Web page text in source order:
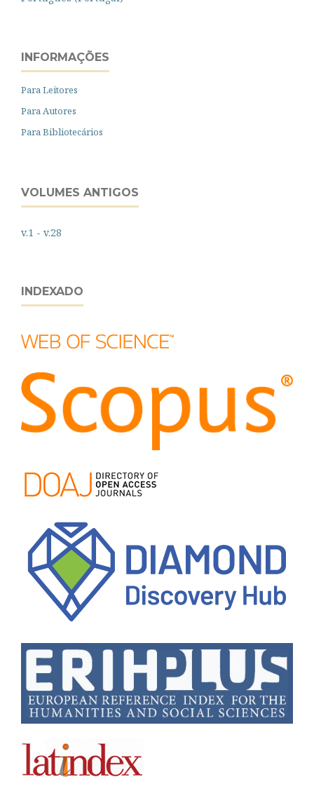
INFORMAÇÕES
Para Leitores
Para Autores
Para Bibliotecários
VOLUMES ANTIGOS
v.1 - v.28
INDEXADO